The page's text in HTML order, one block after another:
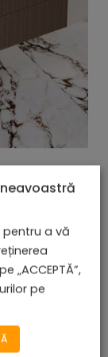
a vă
„ACCEPTĂ”,
pe